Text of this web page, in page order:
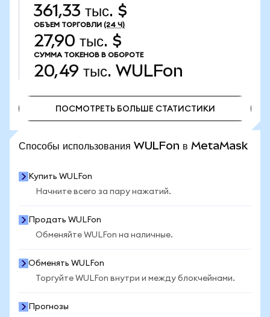
361,33 тыс. $
ОБЪЕМ ТОРГОВЛИ (24 Ч)
27,90 тыс. $
СУММА ТОКЕНОВ В ОБОРОТЕ
20,49 тыс. WULFon
ПОСМОТРЕТЬ БОЛЬШЕ СТАТИСТИКИ
Способы использования WULFon в MetaMask
Купить WULFon
Начните всего за пару нажатий.
Продать WULFon
Обменяйте WULFon на наличные.
Обменять WULFon
Торгуйте WULFon внутри и между блокчейнами.
Прогнозы